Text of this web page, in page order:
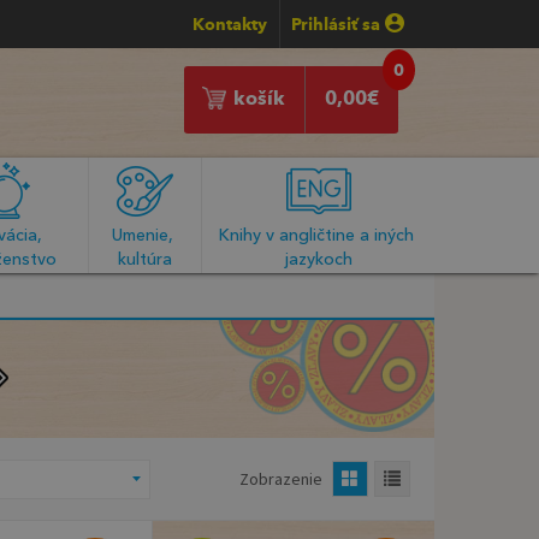
Kontakty Prihlásiť sa
0
0,00€
košík
Umenie,
kultúra
Knihy v angličtine a iných
jazykoch
Zobrazenie